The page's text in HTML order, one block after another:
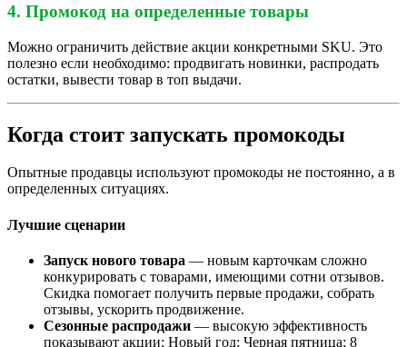
4. Промокод на определенные товары
Можно ограничить действие акции конкретными SKU. Это
полезно если необходимо: продвигать новинки, распродать
остатки, вывести товар в топ выдачи.
Когда стоит запускать промокоды
Опытные продавцы используют промокоды не постоянно, а в
определенных ситуациях.
Лучшие сценарии
Запуск нового товара — новым карточкам сложно
конкурировать с товарами, имеющими сотни отзывов.
Скидка помогает получить первые продажи, собрать
отзывы, ускорить продвижение.
Сезонные распродажи — высокую эффективность
показывают акции: Новый год; Черная пятница; 8